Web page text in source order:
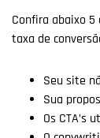
Confira abaixo 5
taxa de
Seu site
Sua
Os CTA’s